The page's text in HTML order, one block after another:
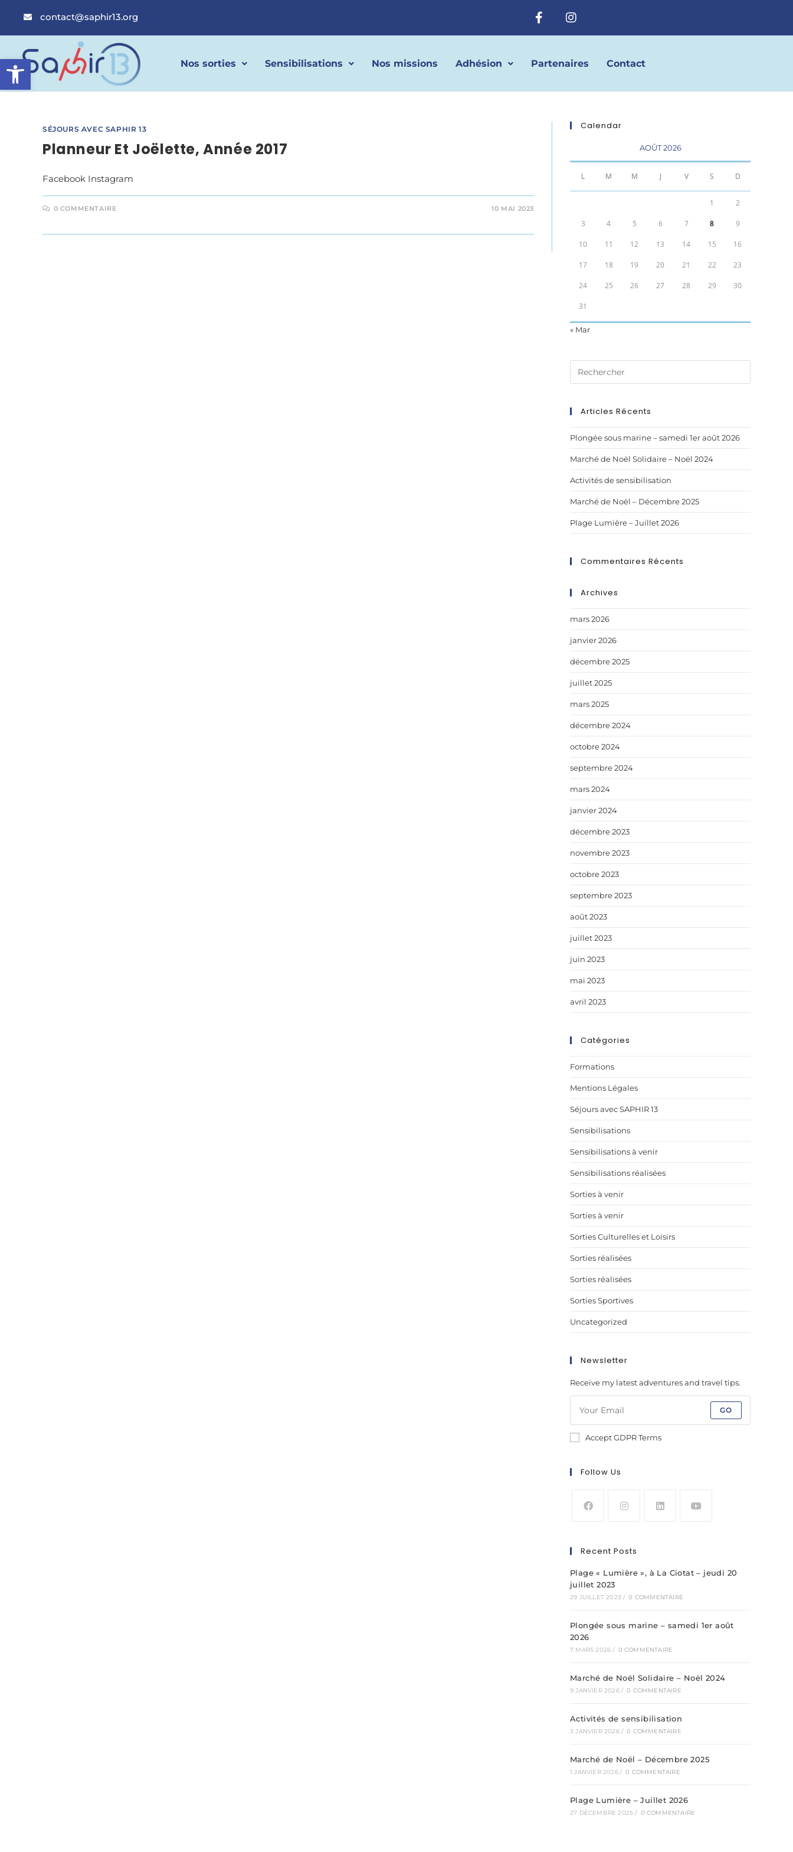
Ouvrir la barre d’outils
contact@saphir13.org
Nos sorties Sensibilisations Nos missions Adhésion Partenaires Contact
SÉJOURS AVEC SAPHIR 13
Planneur Et Joëlette, Année 2017
Facebook Instagram
0 COMMENTAIRE 10 MAI 2023
Calendar
AOÛT 2026
L M M J V S D
1 2
3 4 5 6 7 8 9
10 11 12 13 14 15 16
17 18 19 20 21 22 23
24 25 26 27 28 29 30
31
« Mar
Articles Récents
Plongée sous marine – samedi 1er août 2026
Marché de Noël Solidaire – Noël 2024
Activités de sensibilisation
Marché de Noël – Décembre 2025
Plage Lumière – Juillet 2026
Commentaires Récents
Archives
mars 2026
janvier 2026
décembre 2025
juillet 2025
mars 2025
décembre 2024
octobre 2024
septembre 2024
mars 2024
janvier 2024
décembre 2023
novembre 2023
octobre 2023
septembre 2023
août 2023
juillet 2023
juin 2023
mai 2023
avril 2023
Catégories
Formations
Mentions Légales
Séjours avec SAPHIR 13
Sensibilisations
Sensibilisations à venir
Sensibilisations réalisées
Sorties à venir
Sorties à venir
Sorties Culturelles et Loisirs
Sorties réalisées
Sorties réalisées
Sorties Sportives
Uncategorized
Newsletter
Receive my latest adventures and travel tips.
GO
Accept GDPR Terms
Follow Us
Recent Posts
Plage « Lumière », à La Ciotat – jeudi 20
juillet 2023
29 JUILLET 2023 / 0 COMMENTAIRE
Plongée sous marine – samedi 1er août
2026
7 MARS 2026 / 0 COMMENTAIRE
Marché de Noël Solidaire – Noël 2024
9 JANVIER 2026 / 0 COMMENTAIRE
Activités de sensibilisation
3 JANVIER 2026 / 0 COMMENTAIRE
Marché de Noël – Décembre 2025
1 JANVIER 2026 / 0 COMMENTAIRE
Plage Lumière – Juillet 2026
27 DÉCEMBRE 2025 / 0 COMMENTAIRE